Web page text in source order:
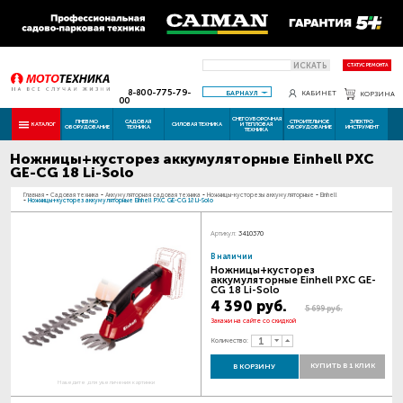
ИСКАТЬ СТАТУС РЕМОНТА
8-800-775-79-
00
БАРНАУЛ КАБИНЕТ КОРЗИНА
КАТАЛОГ ПНЕВМО
ОБОРУДОВАНИЕ
САДОВАЯ
ТЕХНИКА СИЛОВАЯ ТЕХНИКА
СНЕГОУБОРОЧНАЯ
И ТЕПЛОВАЯ
ТЕХНИКА
СТРОИТЕЛЬНОЕ
ОБОРУДОВАНИЕ
ЭЛЕКТРО
ИНСТРУМЕНТ
Ножницы+кусторез аккумуляторные Einhell PXC
GE-CG 18 Li-Solo
Главная - Садовая техника - Аккумуляторная садовая техника - Ножницы-кусторезы аккумуляторные - Einhell
- Ножницы+кусторез аккумуляторные Einhell PXC GE-CG 18 Li-Solo
Наведите для увеличения картинки
Артикул: 3410370
В наличии
Ножницы+кусторез
аккумуляторные Einhell PXC GE-
CG 18 Li-Solo
4 390 руб. 5 699 руб.
Закажи на сайте со скидкой
Количество:
В КОРЗИНУ КУПИТЬ В 1 КЛИК